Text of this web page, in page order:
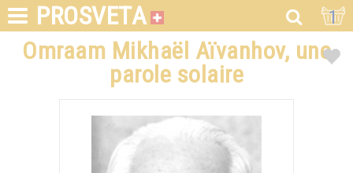
PROSVETA 1
Omraam Mikhaël Aïvanhov, une
parole solaire